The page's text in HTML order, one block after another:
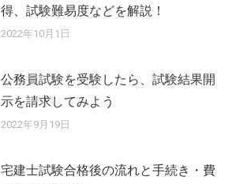
得、試験難易度などを解説！
2022年10月1日
公務員試験を受験したら、試験結果開
示を請求してみよう
2022年9月19日
宅建士試験合格後の流れと手続き・費